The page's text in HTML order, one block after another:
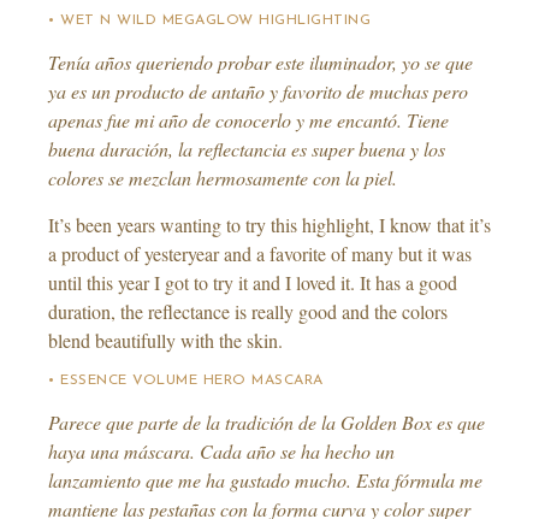
• WET N WILD MEGAGLOW HIGHLIGHTING
Tenía años queriendo probar este iluminador, yo se que
ya es un producto de antaño y favorito de muchas pero
apenas fue mi año de conocerlo y me encantó. Tiene
buena duración, la reflectancia es super buena y los
colores se mezclan hermosamente con la piel.
It’s been years wanting to try this highlight, I know that it’s
a product of yesteryear and a favorite of many but it was
until this year I got to try it and I loved it. It has a good
duration, the reflectance is really good and the colors
blend beautifully with the skin.
• ESSENCE VOLUME HERO MASCARA
Parece que parte de la tradición de la Golden Box es que
haya una máscara. Cada año se ha hecho un
lanzamiento que me ha gustado mucho. Esta fórmula me
mantiene las pestañas con la forma curva y color super